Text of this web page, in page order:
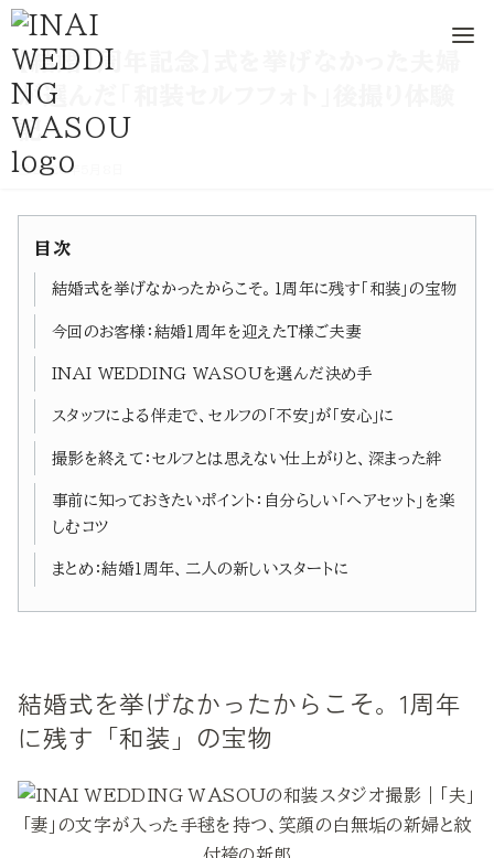
コ
ン
テ
ン
ツ
【結婚1周年記念】式を挙げなかった夫婦
が選んだ「和装セルフフォト」後撮り体験
記
2026年5月8日
目次
結婚式を挙げなかったからこそ。1周年に残す「和装」の宝物
今回のお客様：結婚1周年を迎えたT様ご夫妻
INAI WEDDING WASOUを選んだ決め手
スタッフによる伴走で、セルフの「不安」が「安心」に
撮影を終えて：セルフとは思えない仕上がりと、深まった絆
事前に知っておきたいポイント：自分らしい「ヘアセット」を楽
しむコツ
まとめ：結婚1周年、二人の新しいスタートに
結婚式を挙げなかったからこそ。1周年
に残す「和装」の宝物